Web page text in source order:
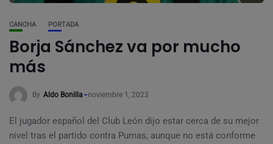
CANCHA PORTADA
Borja Sánchez va por mucho
más
By Aldo Bonilla noviembre 1, 2023
El jugador español del Club León dijo estar cerca de su mejor
nivel tras el partido contra Pumas, aunque no está conforme